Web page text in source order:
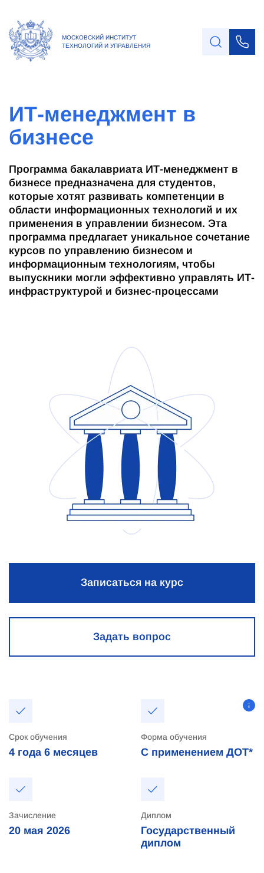
МОСКОВСКИЙ ИНСТИТУТ
ТЕХНОЛОГИЙ И УПРАВЛЕНИЯ
ИТ-менеджмент в
бизнесе
Программа бакалавриата ИТ-менеджмент в
бизнесе предназначена для студентов,
которые хотят развивать компетенции в
области информационных технологий и их
применения в управлении бизнесом. Эта
программа предлагает уникальное сочетание
курсов по управлению бизнесом и
информационным технологиям, чтобы
выпускники могли эффективно управлять ИТ-
инфраструктурой и бизнес-процессами
Записаться на курс
Задать вопрос
Срок обучения
4 года 6 месяцев
Форма обучения
С применением ДОТ*
Зачисление
20 мая 2026
Диплом
Государственный
диплом